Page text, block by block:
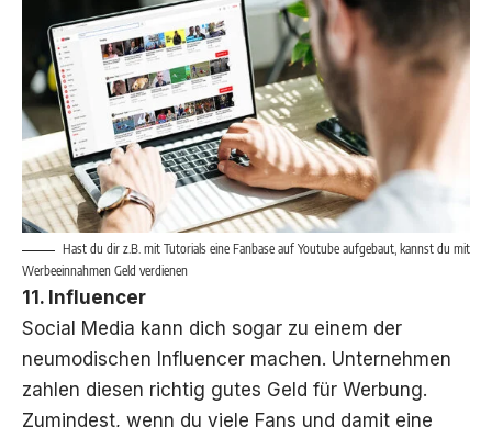
Hast du dir z.B. mit Tutorials eine Fanbase auf Youtube aufgebaut, kannst du mit
Werbeeinnahmen Geld verdienen
11. Influencer
Social Media kann dich sogar zu einem der
neumodischen Influencer machen. Unternehmen
zahlen diesen richtig gutes Geld für Werbung.
Zumindest, wenn du viele Fans und damit eine